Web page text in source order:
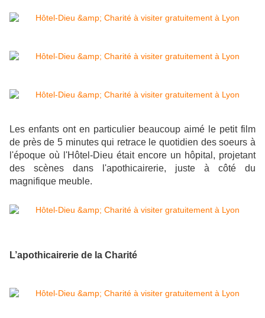
Les enfants ont en particulier beaucoup aimé le petit film
de près de 5 minutes qui retrace le quotidien des soeurs à
l'époque où l'Hôtel-Dieu était encore un hôpital, projetant
des scènes dans l'apothicairerie, juste à côté du
magnifique meuble.
L’apothicairerie de la Charité